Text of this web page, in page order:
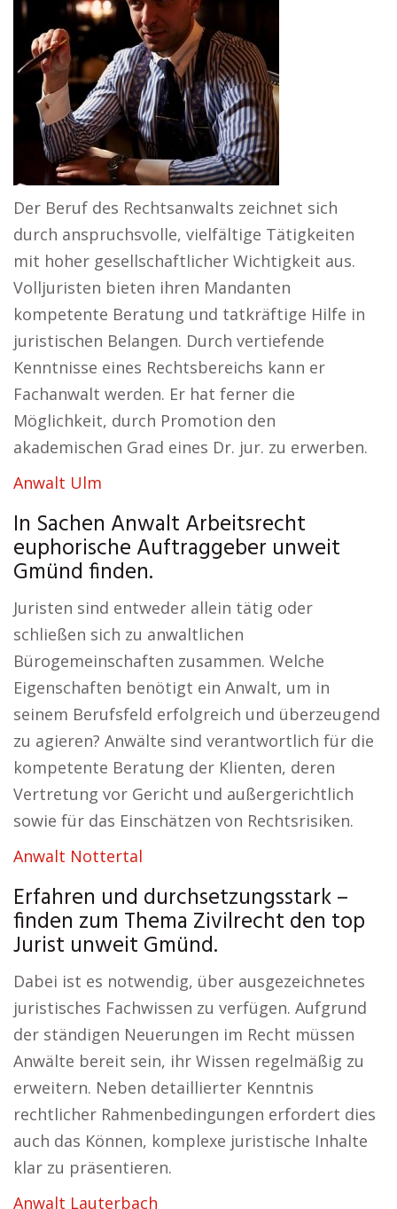
Der Beruf des Rechtsanwalts zeichnet sich
durch anspruchsvolle, vielfältige Tätigkeiten
mit hoher gesellschaftlicher Wichtigkeit aus.
Volljuristen bieten ihren Mandanten
kompetente Beratung und tatkräftige Hilfe in
juristischen Belangen. Durch vertiefende
Kenntnisse eines Rechtsbereichs kann er
Fachanwalt werden. Er hat ferner die
Möglichkeit, durch Promotion den
akademischen Grad eines Dr. jur. zu erwerben.
Anwalt Ulm
In Sachen Anwalt Arbeitsrecht
euphorische Auftraggeber unweit
Gmünd finden.
Juristen sind entweder allein tätig oder
schließen sich zu anwaltlichen
Bürogemeinschaften zusammen. Welche
Eigenschaften benötigt ein Anwalt, um in
seinem Berufsfeld erfolgreich und überzeugend
zu agieren? Anwälte sind verantwortlich für die
kompetente Beratung der Klienten, deren
Vertretung vor Gericht und außergerichtlich
sowie für das Einschätzen von Rechtsrisiken.
Anwalt Nottertal
Erfahren und durchsetzungsstark –
finden zum Thema Zivilrecht den top
Jurist unweit Gmünd.
Dabei ist es notwendig, über ausgezeichnetes
juristisches Fachwissen zu verfügen. Aufgrund
der ständigen Neuerungen im Recht müssen
Anwälte bereit sein, ihr Wissen regelmäßig zu
erweitern. Neben detaillierter Kenntnis
rechtlicher Rahmenbedingungen erfordert dies
auch das Können, komplexe juristische Inhalte
klar zu präsentieren.
Anwalt Lauterbach